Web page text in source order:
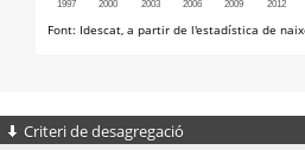
Criteri de desagregació